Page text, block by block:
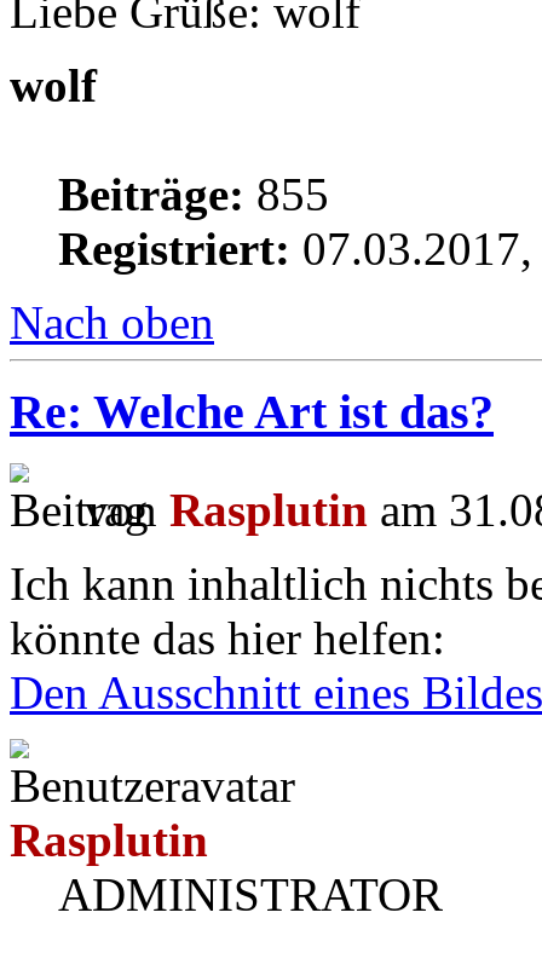
Liebe Grüße: wolf
wolf
Beiträge: 855
Registriert:
Nach oben
Re: Welche Art ist das?
von Rasplutin am
Ich kann inhaltlich nichts
könnte das hier helfen:
Den Ausschnitt eines
Rasplutin
ADMINISTRATOR